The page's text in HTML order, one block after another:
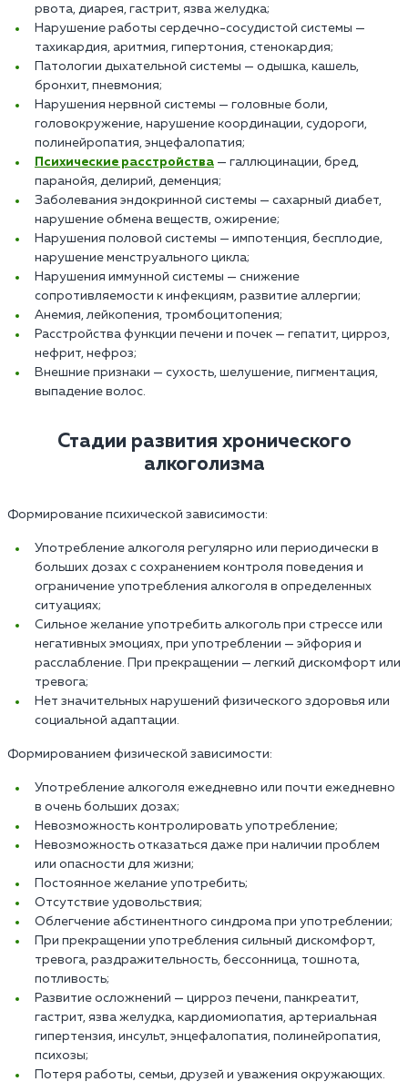
рвота, диарея, гастрит, язва желудка;
Нарушение работы сердечно-сосудистой системы —
тахикардия, аритмия, гипертония, стенокардия;
Патологии дыхательной системы — одышка, кашель,
бронхит, пневмония;
Нарушения нервной системы — головные боли,
головокружение, нарушение координации, судороги,
полинейропатия, энцефалопатия;
Психические расстройства — галлюцинации, бред,
паранойя, делирий, деменция;
Заболевания эндокринной системы — сахарный диабет,
нарушение обмена веществ, ожирение;
Нарушения половой системы — импотенция, бесплодие,
нарушение менструального цикла;
Нарушения иммунной системы — снижение
сопротивляемости к инфекциям, развитие аллергии;
Анемия, лейкопения, тромбоцитопения;
Расстройства функции печени и почек — гепатит, цирроз,
нефрит, нефроз;
Внешние признаки — сухость, шелушение, пигментация,
выпадение волос.
Стадии развития хронического
алкоголизма
Формирование психической зависимости:
Употребление алкоголя регулярно или периодически в
больших дозах с сохранением контроля поведения и
ограничение употребления алкоголя в определенных
ситуациях;
Сильное желание употребить алкоголь при стрессе или
негативных эмоциях, при употреблении — эйфория и
расслабление. При прекращении — легкий дискомфорт или
тревога;
Нет значительных нарушений физического здоровья или
социальной адаптации.
Формированием физической зависимости:
Употребление алкоголя ежедневно или почти ежедневно
в очень больших дозах;
Невозможность контролировать употребление;
Невозможность отказаться даже при наличии проблем
или опасности для жизни;
Постоянное желание употребить;
Отсутствие удовольствия;
Облегчение абстинентного синдрома при употреблении;
При прекращении употребления сильный дискомфорт,
тревога, раздражительность, бессонница, тошнота,
потливость;
Развитие осложнений — цирроз печени, панкреатит,
гастрит, язва желудка, кардиомиопатия, артериальная
гипертензия, инсульт, энцефалопатия, полинейропатия,
психозы;
Потеря работы, семьи, друзей и уважения окружающих.